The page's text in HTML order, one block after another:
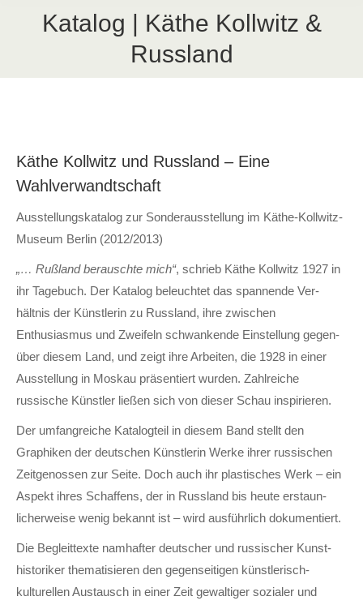
Katalog | Käthe Kollwitz &
Russland
Käthe Kollwitz und Russland – Eine
Wahlverwandtschaft
Ausstellungs­katalog zur Sonder­aus­stellung im Käthe-Kollwitz-
Museum Berlin (2012/2013)
„… Rußland berauschte mich“, schrieb Käthe Kollwitz 1927 in
ihr Tage­buch. Der Katalog beleuchtet das spannende Ver­
hältnis der Künstlerin zu Russ­land, ihre zwischen
Enthusiasmus und Zweifeln schwankende Ein­stel­lung gegen­
über diesem Land, und zeigt ihre Arbeiten, die 1928 in einer
Ausstellung in Moskau präsentiert wurden. Zahl­reiche
russische Künstler ließen sich von dieser Schau inspirieren.
Der umfang­reiche Katalog­teil in diesem Band stellt den
Graphiken der deutschen Künstlerin Werke ihrer russischen
Zeit­genossen zur Seite. Doch auch ihr plastisches Werk – ein
Aspekt ihres Schaffens, der in Russland bis heute erstaun­
licher­weise wenig bekannt ist – wird aus­führ­lich dokumentiert.
Die Begleit­texte namhafter deutscher und russischer Kunst­
historiker thematisieren den gegen­seitigen künstlerisch-
kulturellen Aus­tausch in einer Zeit gewaltiger sozialer und